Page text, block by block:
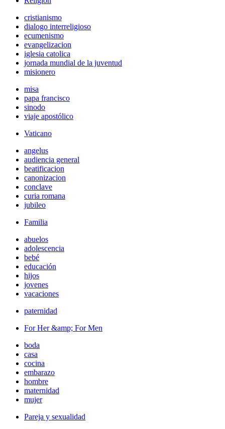
cristianismo
dialogo interreligioso
ecumenismo
evangelizacion
iglesia catolica
jornada mundial de la juventud
misionero
misa
papa francisco
sinodo
viaje apostólico
Vaticano
angelus
audiencia general
beatificacion
canonizacion
conclave
curia romana
jubileo
Familia
abuelos
adolescencia
bebé
educación
hijos
jovenes
vacaciones
paternidad
For Her &amp; For Men
boda
casa
cocina
embarazo
hombre
maternidad
mujer
Pareja y sexualidad